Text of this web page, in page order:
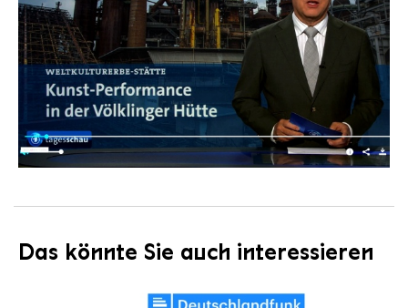
Das könnte Sie auch interessieren